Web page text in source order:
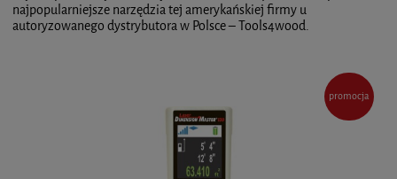
najpopularniejsze narzędzia tej amerykańskiej firmy u
autoryzowanego dystrybutora w Polsce – Tools4wood.
promocja